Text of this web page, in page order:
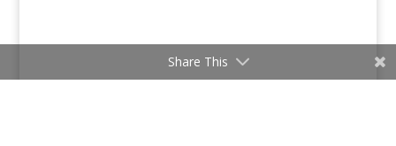
Share This